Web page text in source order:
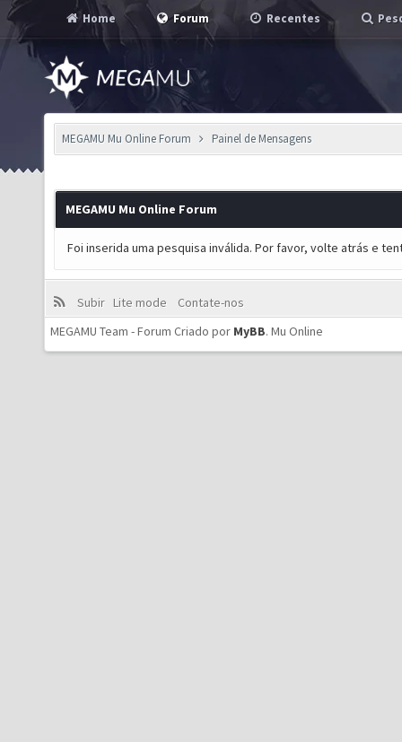
Home Forum Recentes
MEGAMU Mu Online Forum Painel de Mensagens
MEGAMU Mu Online Forum
Foi inserida uma pesquisa inválida. Por favor, volte atrás e
Subir Lite mode
Contate-nos
MEGAMU Team - Forum Criado por MyBB. Mu Online